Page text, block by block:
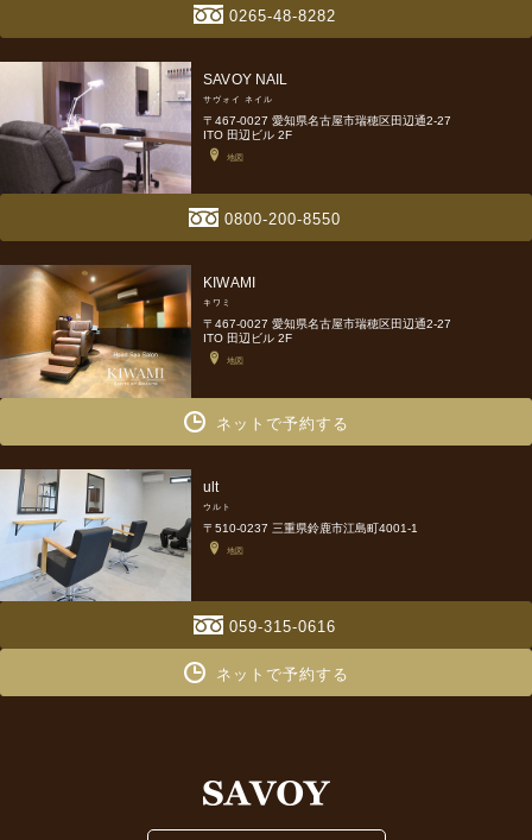
0265-48-8282
SAVOY NAIL
サヴォイ ネイル
〒467-0027 愛知県名古屋市瑞穂区田辺通2-27
ITO 田辺ビル 2F
地図
0800-200-8550
KIWAMI
キワミ
〒467-0027 愛知県名古屋市瑞穂区田辺通2-27
ITO 田辺ビル 2F
地図
ネットで予約する
ult
ウルト
〒510-0237 三重県鈴鹿市江島町4001-1
地図
059-315-0616
ネットで予約する